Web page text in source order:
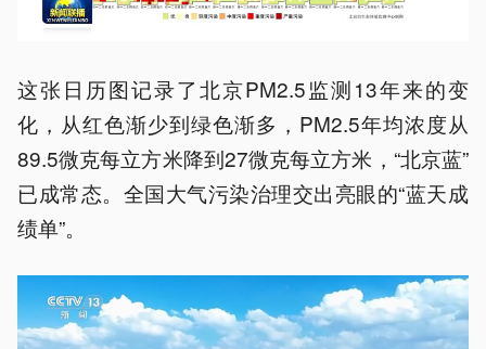
这张日历图记录了北京PM2.5监测13年来的变
化，从红色渐少到绿色渐多，PM2.5年均浓度从
89.5微克每立方米降到27微克每立方米，“北京蓝”
已成常态。全国大气污染治理交出亮眼的“蓝天成
绩单”。